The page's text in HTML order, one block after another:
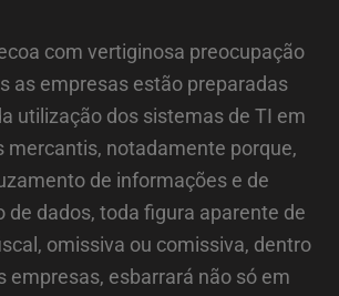
com vertiginosa preocupação
as empresas estão preparadas
utilização dos sistemas de TI em
mercantis, notadamente porque,
de informações e de
de dados, toda figura aparente de
omissiva ou comissiva, dentro
empresas, esbarrará não só em